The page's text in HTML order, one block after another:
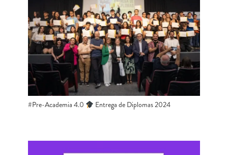
#Pre-Academia 4.0 ​ ​​ Entrega de Diplomas 2024